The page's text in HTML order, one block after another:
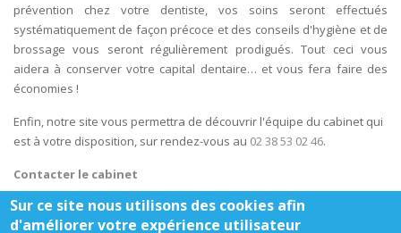
prévention chez votre dentiste, vos soins seront effectués
systématiquement de façon précoce et des conseils d'hygiène et de
brossage vous seront régulièrement prodigués. Tout ceci vous
aidera à conserver votre capital dentaire… et vous fera faire des
économies !
Enfin, notre site vous permettra de découvrir l'équipe du cabinet qui
est à votre disposition, sur rendez-vous au 02 38 53 02 46.
Contacter le cabinet
Sur ce site nous utilisons des cookies afin
d'améliorer votre expérience utilisateur